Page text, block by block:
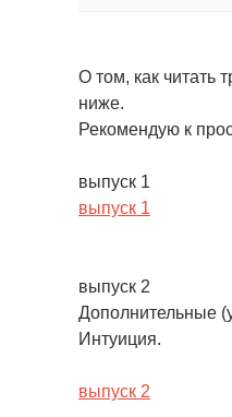
О том, как читать
ниже.
Рекомендую к
выпуск 1
выпуск 1
выпуск 2
Дополнительные
Интуиция.
выпуск 2